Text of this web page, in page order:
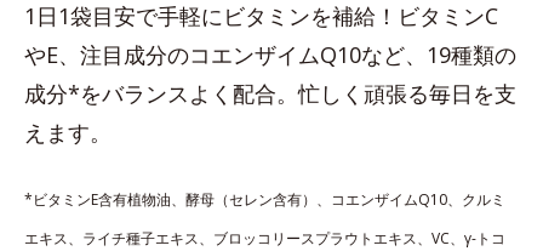
1日1袋目安で手軽にビタミンを補給！ビタミンC
やE、注目成分のコエンザイムQ10など、19種類の
成分*をバランスよく配合。忙しく頑張る毎日を支
えます。
*ビタミンE含有植物油、酵母（セレン含有）、コエンザイムQ10、クルミ
エキス、ライチ種子エキス、ブロッコリースプラウトエキス、VC、γ-トコ